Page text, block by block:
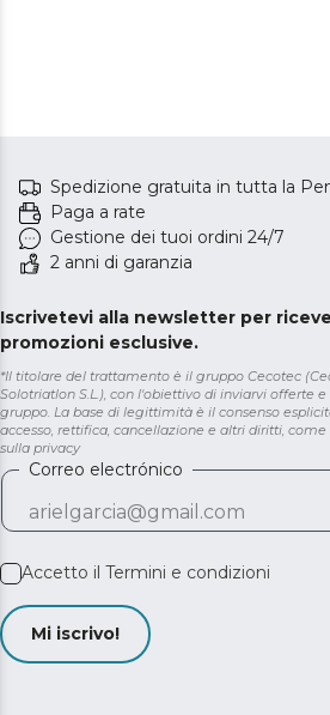
Spedizione gratuita in tutta la
Paga a rate
Gestione dei tuoi ordini 24/7
2 anni di garanzia
Iscrivetevi alla newsletter per
promozioni esclusive.
*Il titolare del trattamento è il gruppo Cecotec
Solotriatlon S.L.), con l'obiettivo di inviarvi offerte
gruppo. La base di legittimità è il consenso
accesso, rettifica, cancellazione e altri diritti,
sulla privacy
Correo electrónico
Accetto il Termini e condizioni
Mi iscrivo!